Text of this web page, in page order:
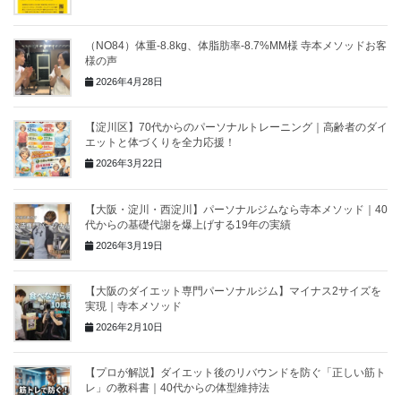
（NO84）体重-8.8kg、体脂肪率-8.7%MM様 寺本メソッドお客
様の声
2026年4月28日
【淀川区】70代からのパーソナルトレーニング｜高齢者のダイ
エットと体づくりを全力応援！
2026年3月22日
【大阪・淀川・西淀川】パーソナルジムなら寺本メソッド｜40
代からの基礎代謝を爆上げする19年の実績
2026年3月19日
【大阪のダイエット専門パーソナルジム】マイナス2サイズを
実現｜寺本メソッド
2026年2月10日
【プロが解説】ダイエット後のリバウンドを防ぐ「正しい筋ト
レ」の教科書｜40代からの体型維持法